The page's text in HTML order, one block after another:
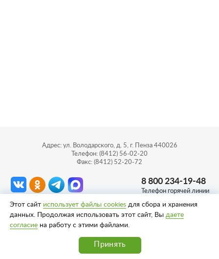
Адрес: ул. Володарского, д. 5, г. Пенза 440026
Телефон: (8412) 56-02-20
Факс: (8412) 52-20-72
8 800 234-19-48
Телефон горячей линии
Сделано вПенза-Онлайн
Согласие на обработку персональных данных
Этот сайт использует файлы cookies для сбора и хранения
данных. Продолжая использовать этот сайт, Вы даете
согласие на работу с этими файлами.
Принять